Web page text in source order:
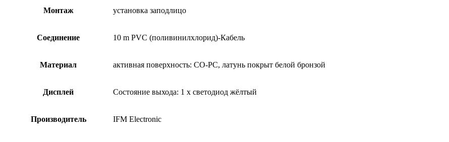
Монтаж установка заподлицо
Соединение 10 m PVC (поливинилхлорид)-Кабель
Материал активная поверхность: CO-PC, латунь покрыт белой бронзой
Дисплей Состояние выхода: 1 x светодиод жёлтый
Производитель IFM Electronic